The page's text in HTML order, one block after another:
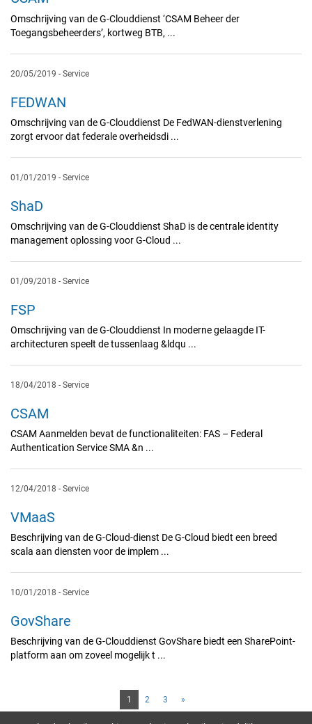
Omschrijving van de G-Clouddienst ‘CSAM Beheer der
Toegangsbeheerders’, kortweg BTB, ...
20/05/2019 - Service
FEDWAN
Omschrijving van de G-Clouddienst De FedWAN-dienstverlening
zorgt ervoor dat federale overheidsdi ...
01/01/2019 - Service
ShaD
Omschrijving van de G-Clouddienst ShaD is de centrale identity
management oplossing voor G-Cloud ...
01/09/2018 - Service
FSP
Omschrijving van de G-Clouddienst In moderne gelaagde IT-
architecturen speelt de tussenlaag &ldqu ...
18/04/2018 - Service
CSAM
CSAM Aanmelden bevat de functionaliteiten: FAS – Federal
Authentication Service SMA &n ...
12/04/2018 - Service
VMaaS
Beschrijving van de G-Cloud-dienst De G-Cloud biedt een breed
scala aan diensten voor de implem ...
10/01/2018 - Service
GovShare
Beschrijving van de G-Clouddienst GovShare biedt een SharePoint-
platform aan om zoveel mogelijk t ...
1 2 3 »